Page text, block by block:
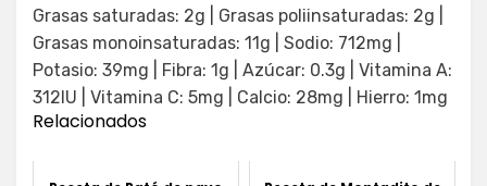
Grasas saturadas: 2g | Grasas poliinsaturadas: 2g |
Grasas monoinsaturadas: 11g | Sodio: 712mg |
Potasio: 39mg | Fibra: 1g | Azúcar: 0.3g | Vitamina A:
312IU | Vitamina C: 5mg | Calcio: 28mg | Hierro: 1mg
Relacionados